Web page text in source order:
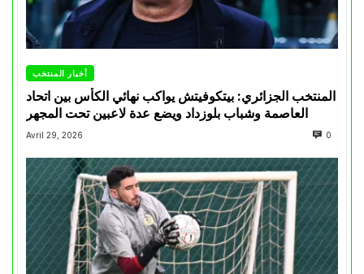
أخبار المنتخب
المنتخب الجزائري: بيتكوفيتش يواكب نهائي الكأس بين اتحاد
العاصمة وشباب بلوزداد ويضع عدة لاعبين تحت المجهر
Avril 29, 2026 0